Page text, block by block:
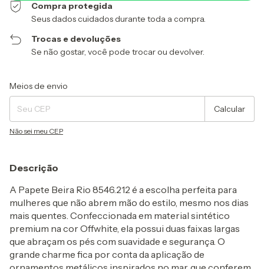
Compra protegida
Seus dados cuidados durante toda a compra.
Trocas e devoluções
Se não gostar, você pode trocar ou devolver.
Entregas para o CEP:
Meios de envio
Calcular
Não sei meu CEP
Descrição
A Papete Beira Rio 8546.212 é a escolha perfeita para
mulheres que não abrem mão do estilo, mesmo nos dias
mais quentes. Confeccionada em material sintético
premium na cor Offwhite, ela possui duas faixas largas
que abraçam os pés com suavidade e segurança. O
grande charme fica por conta da aplicação de